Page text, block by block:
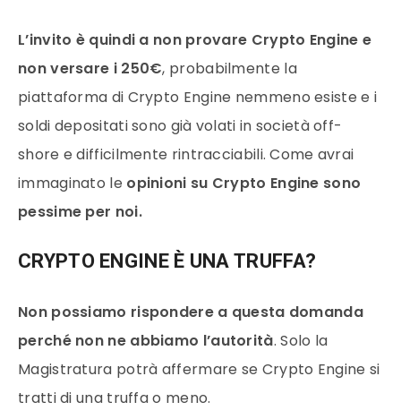
L’invito è quindi a non provare Crypto Engine e
non versare i 250€, probabilmente la
piattaforma di Crypto Engine nemmeno esiste e i
soldi depositati sono già volati in società off-
shore e difficilmente rintracciabili. Come avrai
immaginato le opinioni su Crypto Engine sono
pessime per noi.
CRYPTO ENGINE È UNA TRUFFA?
Non possiamo rispondere a questa domanda
perché non ne abbiamo l’autorità. Solo la
Magistratura potrà affermare se Crypto Engine si
tratti di una truffa o meno.